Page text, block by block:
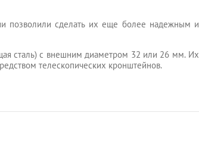
позволили сделать их еще более надежным и
сталь) с внешним диаметром 32 или 26 мм. Их
телескопических кронштейнов.